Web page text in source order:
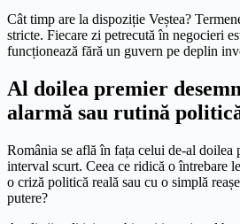
Cât timp are la dispoziție Veștea?
stricte. Fiecare zi petrecută în negocieri
funcționează fără un guvern pe deplin
Al doilea premier
alarmă sau rutină
România se află în fața celui de-al doilea
interval scurt. Ceea ce ridică o întrebare
o criză politică reală sau cu o simplă
putere?